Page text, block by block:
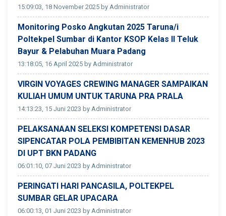
15:09:03, 18 November 2025 by Administrator
Monitoring Posko Angkutan 2025 Taruna/i
Poltekpel Sumbar di Kantor KSOP Kelas II Teluk
Bayur & Pelabuhan Muara Padang
13:18:05, 16 April 2025 by Administrator
VIRGIN VOYAGES CREWING MANAGER SAMPAIKAN
KULIAH UMUM UNTUK TARUNA PRA PRALA
14:13:23, 15 Juni 2023 by Administrator
PELAKSANAAN SELEKSI KOMPETENSI DASAR
SIPENCATAR POLA PEMBIBITAN KEMENHUB 2023
DI UPT BKN PADANG
06:01:10, 07 Juni 2023 by Administrator
PERINGATI HARI PANCASILA, POLTEKPEL
SUMBAR GELAR UPACARA
06:00:13, 01 Juni 2023 by Administrator